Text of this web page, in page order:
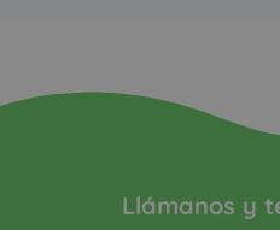
Llámanos y